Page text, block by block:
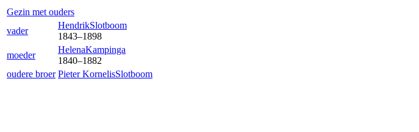
Gezin met ouders
vader
HendrikSlotboom
1843–1898
moeder
HelenaKampinga
1840–1882
oudere broer Pieter KornelisSlotboom